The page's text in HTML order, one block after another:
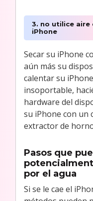
3. no utilice aire
iPhone
Secar su iPhone
aún más su
calentar su
insoportable,
hardware del
su iPhone con un
extractor de
Pasos que
por el agua
Si se le cae el